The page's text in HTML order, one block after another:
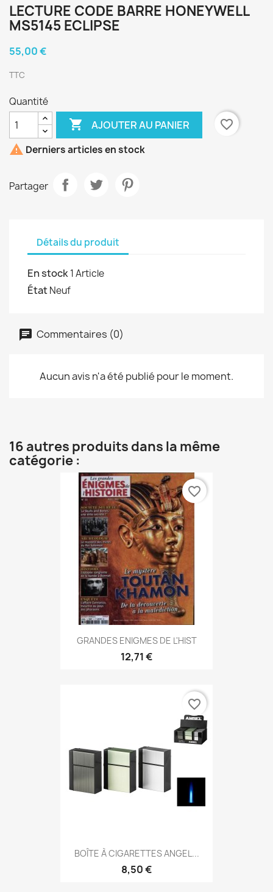
LECTURE CODE BARRE HONEYWELL
MS5145 ECLIPSE
55,00 €
TTC
Quantité
 AJOUTER AU PANIER
favorite_border
 Derniers articles en stock
Partager
Détails du produit
En stock1 Article
ÉtatNeuf
Commentaires (0)
Aucun avis n'a été publié pour le moment.
16 autres produits dans la même
catégorie :
GRANDES ENIGMES DE L'HIST
12,71 €
favorite_border
BOÎTE À CIGARETTES ANGEL...
8,50 €
favorite_border